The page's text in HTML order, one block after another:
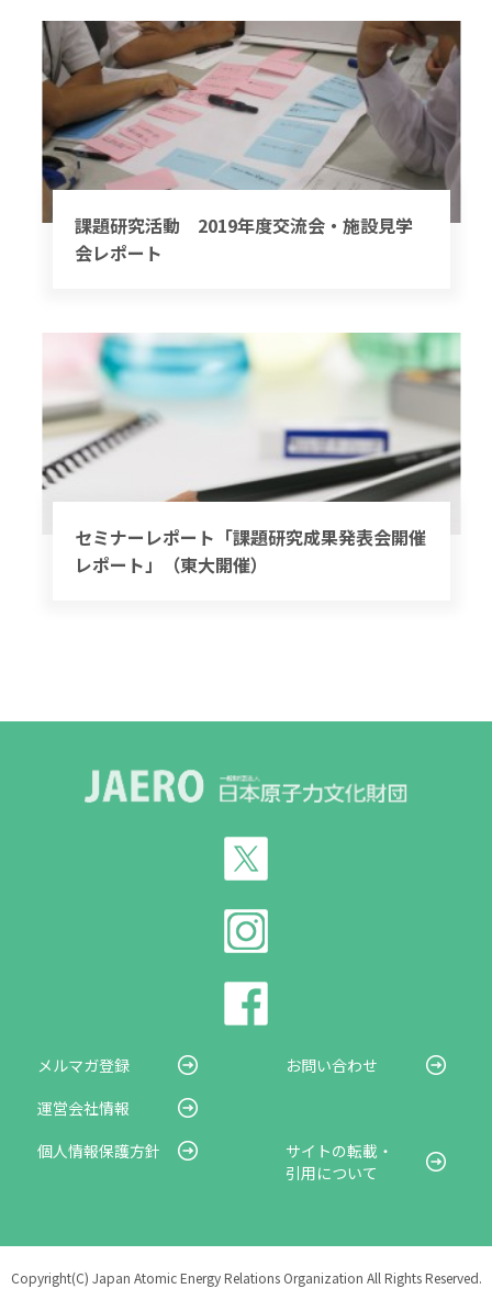
課題研究活動 2019年度交流会・施設見学
会レポート
セミナーレポート「課題研究成果発表会開催
レポート」（東大開催）
メルマガ登録
お問い合わせ
運営会社情報
個人情報保護方針
サイトの転載・
引用について
Copyright(C) Japan Atomic Energy Relations Organization All Rights Reserved.